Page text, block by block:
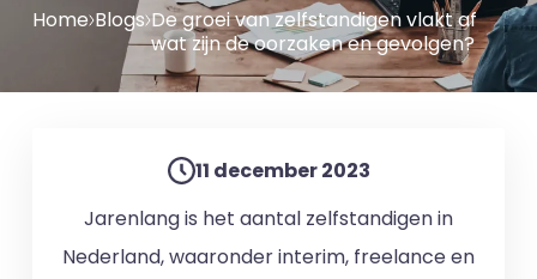
Home Blogs De groei van zelfstandigen vlakt af
wat zijn de oorzaken en gevolgen?
11 december 2023
Jarenlang is het aantal zelfstandigen in
Nederland, waaronder interim, freelance en